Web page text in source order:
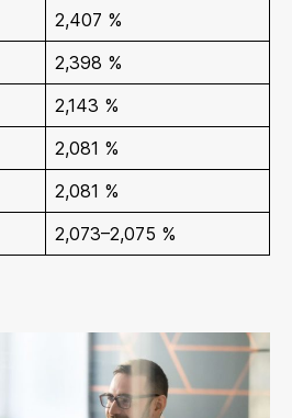
2,407 %
2,398 %
2,143 %
2,081 %
2,081 %
2,073–2,075 %